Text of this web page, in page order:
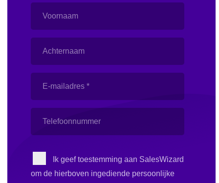
mailadres
(Vereist)
InstemmingIk geef toestemming aan SalesWizard
om de hierboven ingediende persoonlijke